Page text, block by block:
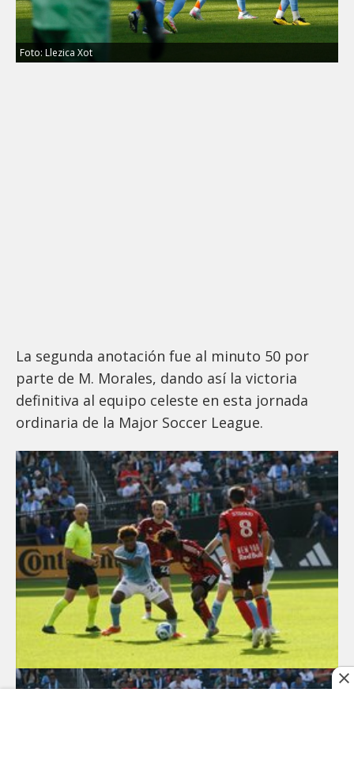
Foto: Llezica Xot
La segunda anotación fue al minuto 50 por
parte de M. Morales, dando así la victoria
definitiva al equipo celeste en esta jornada
ordinaria de la Major Soccer League.